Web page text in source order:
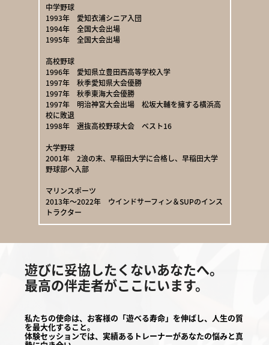
中学野球
1993年 愛知衣浦シニア入団
1994年 全国大会出場
1995年 全国大会出場
高校野球
1996年 愛知県立豊田西高等学校入学
1997年 秋季愛知県大会優勝
1997年 秋季東海大会優勝
1997年 明治神宮大会出場 松坂大輔を擁する横浜高
校に敗退
1998年 選抜高校野球大会 ベスト16
大学野球
2001年 2浪の末、早稲田大学に合格し、早稲田大学
野球部へ入部
マリンスポーツ
2013年～2022年 ウインドサーフィン＆SUPのインス
トラクター
遊びに妥協したくないあなたへ。
最高の伴走者がここにいます。
私たちの使命は、お客様の「遊べる寿命」を伸ばし、人生の質
を最大化すること。
体験セッションでは、実績あるトレーナーがあなたの悩みと真